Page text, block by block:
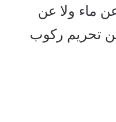
ماء ولا عن
تحريم ركوب